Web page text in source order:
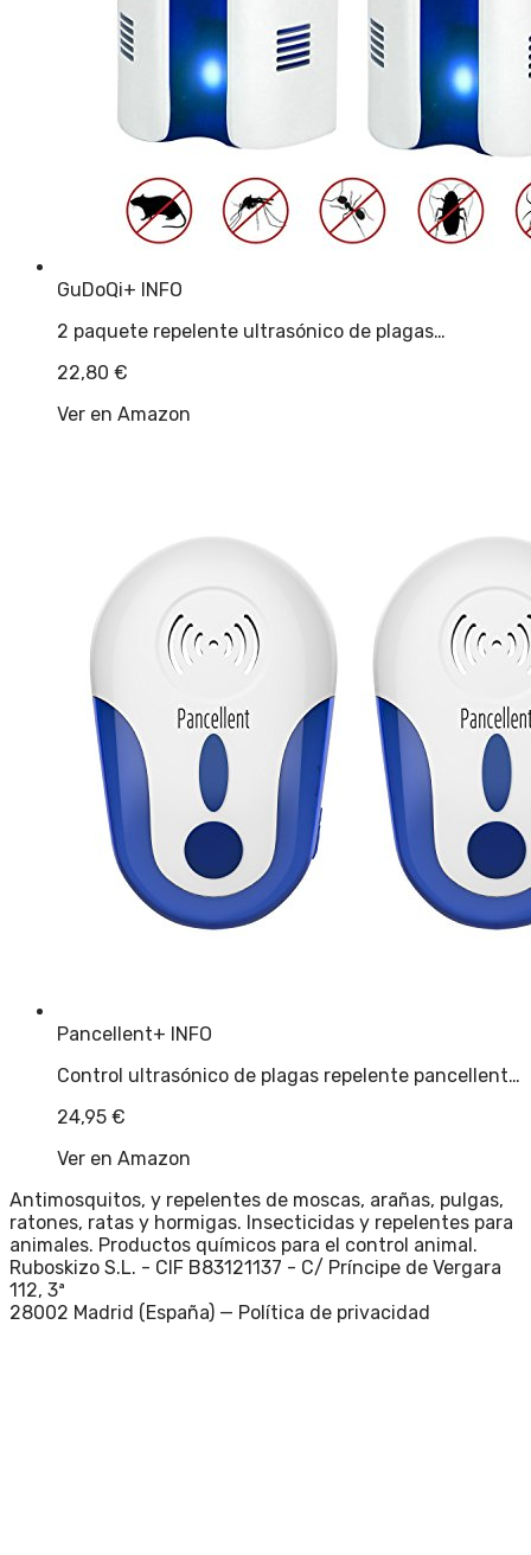
GuDoQi+ INFO
2 paquete repelente ultrasónico de plagas…
22,80 €
Ver en Amazon
Pancellent+ INFO
Control ultrasónico de plagas repelente pancellent…
24,95 €
Ver en Amazon
Antimosquitos, y repelentes de moscas, arañas, pulgas,
ratones, ratas y hormigas. Insecticidas y repelentes para
animales. Productos químicos para el control animal.
Ruboskizo S.L. - CIF B83121137 - C/ Príncipe de Vergara
112, 3ª
28002 Madrid (España) — Política de privacidad